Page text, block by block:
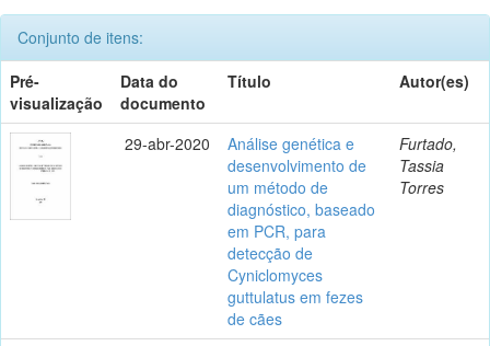
Conjunto de itens:
Pré-
visualização
Data do
documento
Título Autor(es)
29-abr-2020
Análise genética e
desenvolvimento de
um método de
diagnóstico, baseado
em PCR, para
detecção de
Cyniclomyces
guttulatus em fezes
de cães
Furtado,
Tassia
Torres